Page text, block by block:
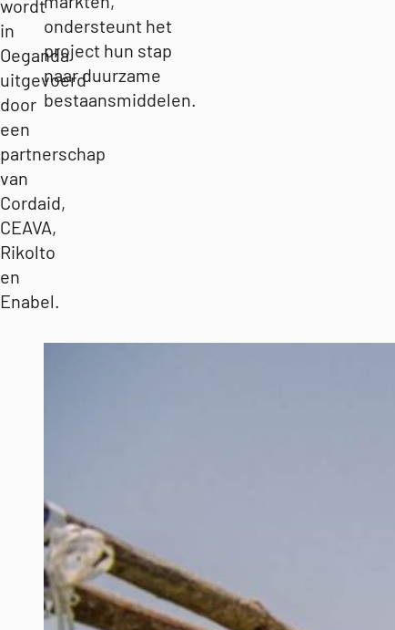
wordt
in
Oeganda
uitgevoerd
door
een
partnerschap
van
Cordaid,
CEAVA,
Rikolto
en
Enabel.
ondersteunt het
project hun stap
naar duurzame
bestaansmiddelen.